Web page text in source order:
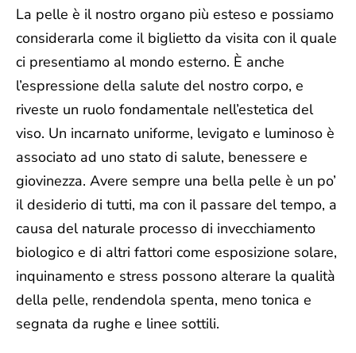
La pelle è il nostro organo più esteso e possiamo
considerarla come il biglietto da visita con il quale
ci presentiamo al mondo esterno. È anche
l’espressione della salute del nostro corpo, e
riveste un ruolo fondamentale nell’estetica del
viso. Un incarnato uniforme, levigato e luminoso è
associato ad uno stato di salute, benessere e
giovinezza. Avere sempre una bella pelle è un po’
il desiderio di tutti, ma con il passare del tempo, a
causa del naturale processo di invecchiamento
biologico e di altri fattori come esposizione solare,
inquinamento e stress possono alterare la qualità
della pelle, rendendola spenta, meno tonica e
segnata da rughe e linee sottili.